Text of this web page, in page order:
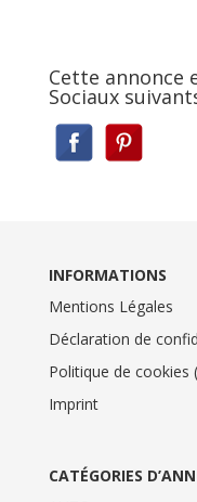
Cette annonce
Sociaux
INFORMATIONS
Mentions Légales
Déclaration de
Politique de cookies
Imprint
CATÉGORIES